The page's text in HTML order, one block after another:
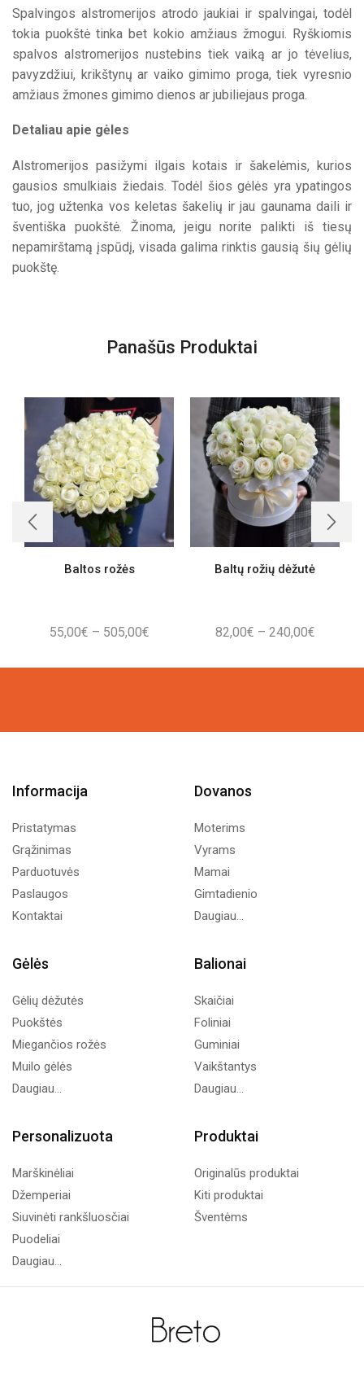
Spalvingos alstromerijos atrodo jaukiai ir spalvingai, todėl
tokia puokštė tinka bet kokio amžiaus žmogui. Ryškiomis
spalvos alstromerijos nustebins tiek vaiką ar jo tėvelius,
pavyzdžiui, krikštynų ar vaiko gimimo proga, tiek vyresnio
amžiaus žmones gimimo dienos ar jubiliejaus proga.
Detaliau apie gėles
Alstromerijos pasižymi ilgais kotais ir šakelėmis, kurios
gausios smulkiais žiedais. Todėl šios gėlės yra ypatingos
tuo, jog užtenka vos keletas šakelių ir jau gaunama daili ir
šventiška puokštė. Žinoma, jeigu norite palikti iš tiesų
nepamirštamą įspūdį, visada galima rinktis gausią šių gėlių
puokštę.
Panašūs Produktai
Baltos rožės
55,00€ – 505,00€Price
55,00€
Baltų rožių dėžutė
82,00€ – 240,00€Price
82,00€
Informacija
Pristatymas
Grąžinimas
Parduotuvės
Paslaugos
Kontaktai
Dovanos
Moterims
Vyrams
Mamai
Gimtadienio
Daugiau...
Gėlės
Gėlių dėžutės
Puokštės
Miegančios rožės
Muilo gėlės
Daugiau...
Balionai
Skaičiai
Foliniai
Guminiai
Vaikštantys
Daugiau...
Personalizuota
Marškinėliai
Džemperiai
Siuvinėti rankšluosčiai
Puodeliai
Daugiau...
Produktai
Originalūs produktai
Kiti produktai
Šventėms